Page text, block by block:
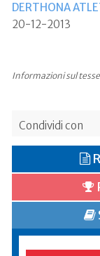
DERTHONA
20-12-2013
Informazioni sul
Condividi con